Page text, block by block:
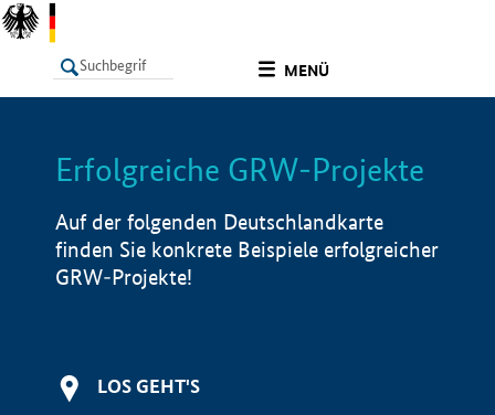
MENÜ
LISTE Info
Erfolgreiche GRW-Projekte
Auf der folgenden Deutschlandkarte
finden Sie konkrete Beispiele erfolgreicher
GRW-Projekte!
LOS GEHT'S